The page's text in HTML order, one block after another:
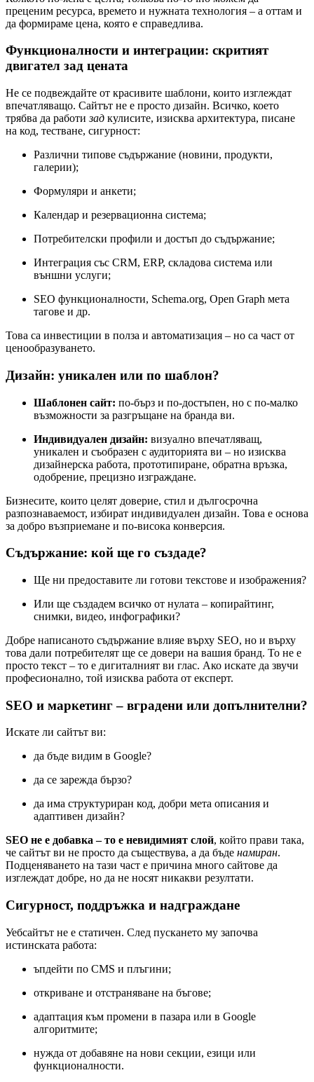
преценим ресурса, времето и нужната технология – а оттам и
да формираме цена, която е справедлива.
Функционалности и интеграции: скритият
двигател зад цената
Не се подвеждайте от красивите шаблони, които изглеждат
впечатляващо. Сайтът не е просто дизайн. Всичко, което
трябва да работизад кулисите, изисква архитектура, писане
на код, тестване, сигурност:
Различни типове съдържание (новини, продукти,
галерии);
Формуляри и анкети;
Календар и резервационна система;
Потребителски профили и достъп до съдържание;
Интеграция със CRM, ERP, складова система или
външни услуги;
SEO функционалности, Schema.org, Open Graph мета
тагове и др.
Това са инвестиции в полза и автоматизация – но са част от
ценообразуването.
Дизайн: уникален или по шаблон?
Шаблонен сайт: по-бърз и по-достъпен, но с по-малко
възможности за разгръщане на бранда ви.
Индивидуален дизайн: визуално впечатляващ,
уникален и съобразен с аудиторията ви – но изисква
дизайнерска работа, прототипиране, обратна връзка,
одобрение, прецизно изграждане.
Бизнесите, които целят доверие, стил и дългосрочна
разпознаваемост, избират индивидуален дизайн. Това е основа
за добро възприемане и по-висока конверсия.
Съдържание: кой ще го създаде?
Ще ни предоставите ли готови текстове и изображения?
Или ще създадем всичко от нулата – копирайтинг,
снимки, видео, инфографики?
Добре написаното съдържание влияе върху SEO, но и върху
това дали потребителят ще се довери на вашия бранд. То не е
просто текст – то е дигиталният ви глас. Ако искате да звучи
професионално, той изисква работа от експерт.
SEO и маркетинг – вградени или допълнителни?
Искате ли сайтът ви:
да бъде видим в Google?
да се зарежда бързо?
да има структуриран код, добри мета описания и
адаптивен дизайн?
SEO не е добавка – то е невидимият слой, който прави така,
че сайтът ви не просто да съществува, а да бъде намиран.
Подценяването на тази част е причина много сайтове да
изглеждат добре, но да не носят никакви резултати.
Сигурност, поддръжка и надграждане
Уебсайтът не е статичен. След пускането му започва
истинската работа:
ъпдейти по CMS и плъгини;
откриване и отстраняване на бъгове;
адаптация към промени в пазара или в Google
алгоритмите;
нужда от добавяне на нови секции, езици или
функционалности.